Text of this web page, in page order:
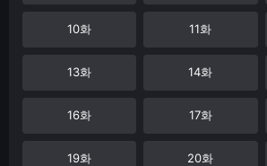
10화 11화
13화 14화
16화 17화
19화 20화